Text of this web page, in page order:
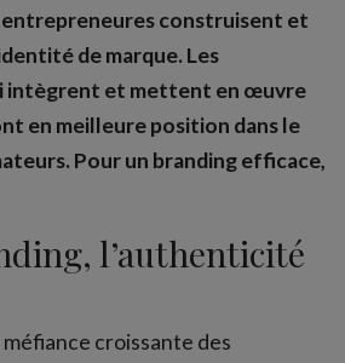
entrepreneures construisent et
de marque. Les
intègrent et mettent en œuvre
en meilleure position dans le
Pour un branding efficace,
l’authenticité
méfiance croissante des